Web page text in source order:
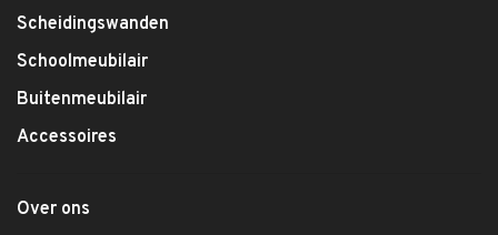
Scheidingswanden
Schoolmeubilair
Buitenmeubilair
Accessoires
Over ons